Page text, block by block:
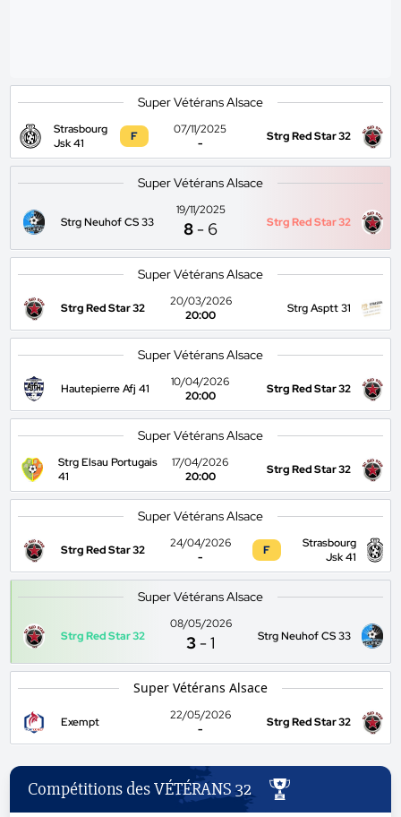
Super Vétérans Alsace
Strasbourg
Jsk 41
F
07/11/2025
-
Strg Red Star 32
Super Vétérans Alsace
Strg Neuhof CS 33
19/11/2025
8 - 6 Strg Red Star 32
Super Vétérans Alsace
Strg Red Star 32
20/03/2026
20:00
Strg Asptt 31
Super Vétérans Alsace
Hautepierre Afj 41
10/04/2026
20:00
Strg Red Star 32
Super Vétérans Alsace
Strg Elsau Portugais
41
17/04/2026
20:00
Strg Red Star 32
Super Vétérans Alsace
Strg Red Star 32
24/04/2026
-
F
Strasbourg
Jsk 41
Super Vétérans Alsace
Strg Red Star 32
08/05/2026
3 -1 Strg Neuhof CS 33
Super Vétérans Alsace
Exempt
22/05/2026
-
Strg Red Star 32
Compétitions des VÉTÉRANS 32